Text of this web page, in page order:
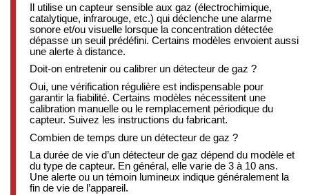
Il utilise un capteur sensible aux gaz (électrochimique,
catalytique, infrarouge, etc.) qui déclenche une alarme
sonore et/ou visuelle lorsque la concentration détectée
dépasse un seuil prédéfini. Certains modèles envoient aussi
une alerte à distance.
Doit-on entretenir ou calibrer un détecteur de gaz ?
Oui, une vérification régulière est indispensable pour
garantir la fiabilité. Certains modèles nécessitent une
calibration manuelle ou le remplacement périodique du
capteur. Suivez les instructions du fabricant.
Combien de temps dure un détecteur de gaz ?
La durée de vie d’un détecteur de gaz dépend du modèle et
du type de capteur. En général, elle varie de 3 à 10 ans.
Une alerte ou un témoin lumineux indique généralement la
fin de vie de l’appareil.